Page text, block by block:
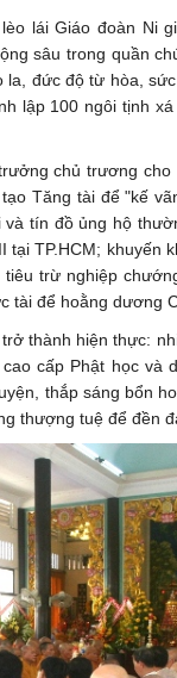
lái Giáo đoàn Ni
sâu trong quần
đức độ từ hòa,
lập 100 ngôi tịnh
chủ trương cho
Tăng tài để "kế
tín đồ ủng hộ
TP.HCM; khuyến
trừ nghiệp
tài để hoằng dương
thành hiện thực:
cấp Phật học và
thắp sáng bổn
thượng tuệ để đền